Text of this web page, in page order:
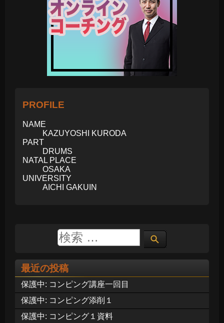
PROFILE
NAME
KAZUYOSHI KURODA
PART
DRUMS
NATAL PLACE
OSAKA
UNIVERSITY
AICHI GAKUIN
最近の投稿
保護中: コンピング講座一回目
保護中: コンピング添削１
保護中: コンピング１資料